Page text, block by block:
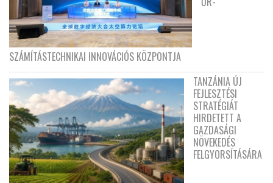
SZÁMÍTÁSTECHNIKAI INNOVÁCIÓS KÖZPONTJA
TANZÁNIA ÚJ
FEJLESZTÉSI
STRATÉGIÁT
HIRDETETT A
GAZDASÁGI
NÖVEKEDÉS
FELGYORSÍTÁSÁRA